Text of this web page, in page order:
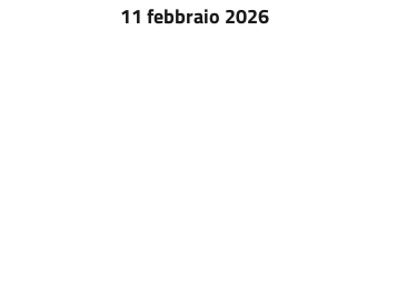
11 febbraio 2026